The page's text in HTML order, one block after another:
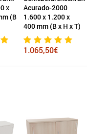
x
T)
Acurado 1.200 x
1.000 x 500 mm (B
x H x T)
534,31€